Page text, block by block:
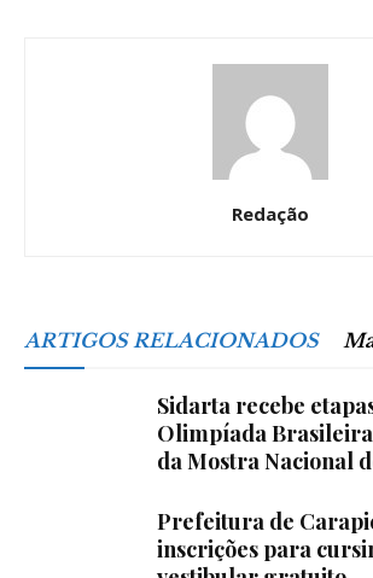
Redação
ARTIGOS RELACIONADOS
Sidarta recebe
Olimpíada Brasileira
da Mostra Nacional
Prefeitura de
inscrições para